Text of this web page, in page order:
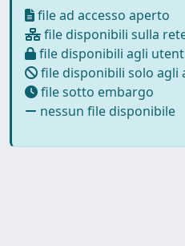
file ad accesso aperto
file disponibili sulla
file disponibili agli
file disponibili solo
file sotto embargo
nessun file disponibile